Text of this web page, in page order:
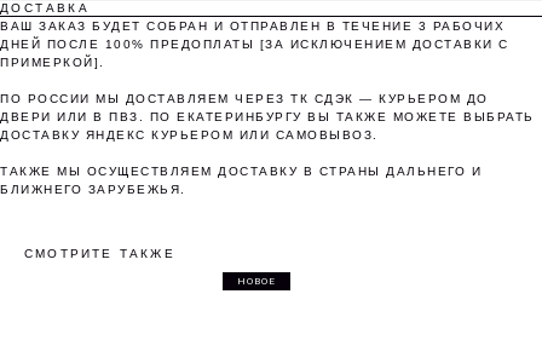
ДОСТАВКА
ВАШ ЗАКАЗ БУДЕТ СОБРАН И ОТПРАВЛЕН В ТЕЧЕНИЕ 3 РАБОЧИХ
ДНЕЙ ПОСЛЕ 100% ПРЕДОПЛАТЫ [ЗА ИСКЛЮЧЕНИЕМ ДОСТАВКИ С
ПРИМЕРКОЙ].
ПО РОССИИ МЫ ДОСТАВЛЯЕМ ЧЕРЕЗ ТК СДЭК — КУРЬЕРОМ ДО
ДВЕРИ ИЛИ В ПВЗ. ПО ЕКАТЕРИНБУРГУ ВЫ ТАКЖЕ МОЖЕТЕ ВЫБРАТЬ
ДОСТАВКУ ЯНДЕКС КУРЬЕРОМ ИЛИ САМОВЫВОЗ.
ТАКЖЕ МЫ ОСУЩЕСТВЛЯЕМ ДОСТАВКУ В СТРАНЫ ДАЛЬНЕГО И
БЛИЖНЕГО ЗАРУБЕЖЬЯ.
СМОТРИТЕ ТАКЖЕ
НОВОЕ
Понятно